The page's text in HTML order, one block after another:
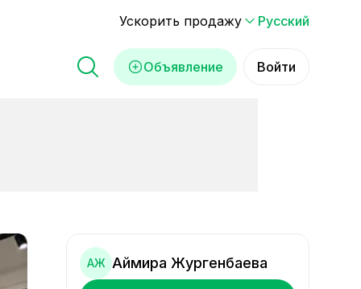
Ускорить продажу Русский
Объявление Войти
АЖ Аймира Жургенбаева